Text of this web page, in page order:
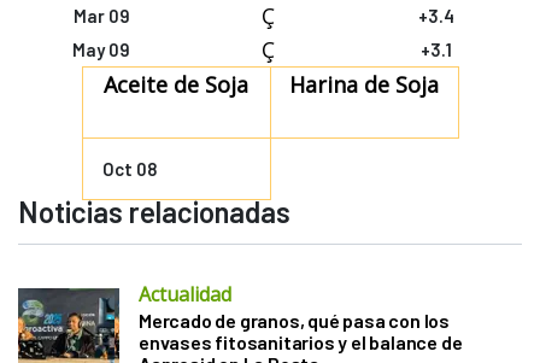
Mar 09
Ç
+3.4
May 09
Ç +3.1
Aceite de Soja Harina de Soja
Oct 08
Noticias relacionadas
Actualidad
Mercado de granos, qué pasa con los
envases fitosanitarios y el balance de